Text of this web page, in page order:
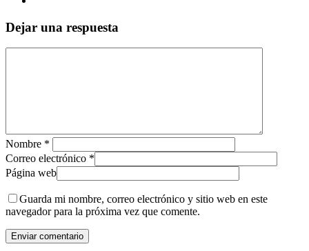
Dejar una respuesta
Nombre *
Correo electrónico *
Página web
Guarda mi nombre, correo electrónico y sitio web en este
navegador para la próxima vez que comente.